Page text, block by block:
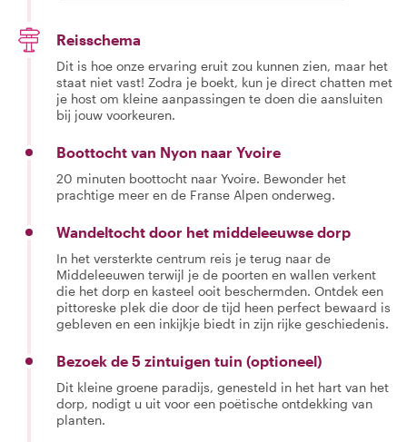
Reisschema
Dit is hoe onze ervaring eruit zou kunnen zien, maar het
staat niet vast! Zodra je boekt, kun je direct chatten met
je host om kleine aanpassingen te doen die aansluiten
bij jouw voorkeuren.
Boottocht van Nyon naar Yvoire
20 minuten boottocht naar Yvoire. Bewonder het
prachtige meer en de Franse Alpen onderweg.
Wandeltocht door het middeleeuwse dorp
In het versterkte centrum reis je terug naar de
Middeleeuwen terwijl je de poorten en wallen verkent
die het dorp en kasteel ooit beschermden. Ontdek een
pittoreske plek die door de tijd heen perfect bewaard is
gebleven en een inkijkje biedt in zijn rijke geschiedenis.
Bezoek de 5 zintuigen tuin (optioneel)
Dit kleine groene paradijs, genesteld in het hart van het
dorp, nodigt u uit voor een poëtische ontdekking van
planten.